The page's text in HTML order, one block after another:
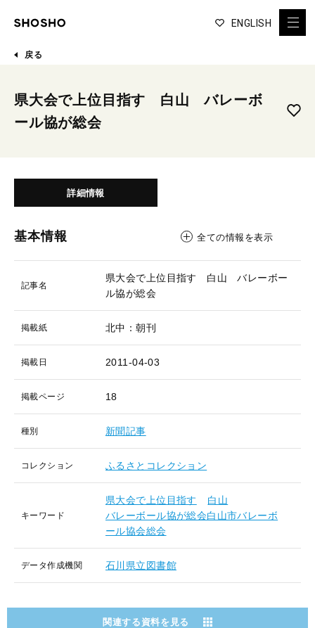
ENGLISH
戻る
県大会で上位目指す 白山 バレーボ
ール協が総会
詳細情報
基本情報 全ての情報を表示
記事名
県大会で上位目指す 白山 バレーボー
ル協が総会
掲載紙 北中：朝刊
掲載日 2011-04-03
掲載ページ 18
種別 新聞記事
コレクション ふるさとコレクション
キーワード
県大会で上位目指す
白山
バレーボール協が総会白山市バレーボ
ール協会総会
データ作成機関 石川県立図書館
関連する資料を見る